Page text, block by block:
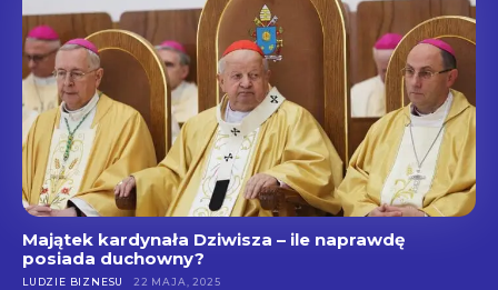
Majątek kardynała Dziwisza – ile naprawdę
posiada duchowny?
LUDZIE BIZNESU 22 MAJA, 2025